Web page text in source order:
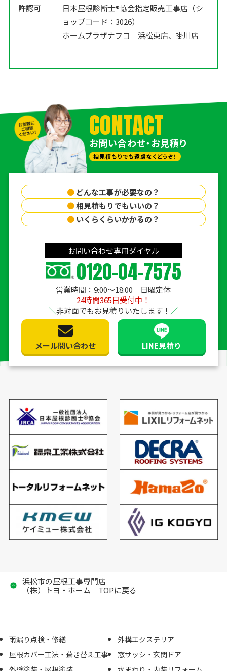
許認可
日本屋根診断士®️協会指定販売工事店（シ
ョップコード：3026）
ホームプラザナフコ 浜松東店、掛川店
CONTACT
お問い合わせ・お見積り
相見積もりでも遠慮なくどうぞ！
● どんな工事が必要なの？
●相見積もりでもいいの？
● いくらくらいかかるの？
お問い合わせ専用ダイヤル
0120-04-7575
営業時間：9:00〜18:00 日曜定休
24時間365日受付中！
非対面でもお見積りいたします！
メール問い合わせ LINE見積り
浜松市の屋根工事専門店
（株）トヨ・ホーム TOPに戻る
雨漏り点検・修繕
屋根カバー工法・葺き替え工事
外構エクステリア
窓サッシ・玄関ドア